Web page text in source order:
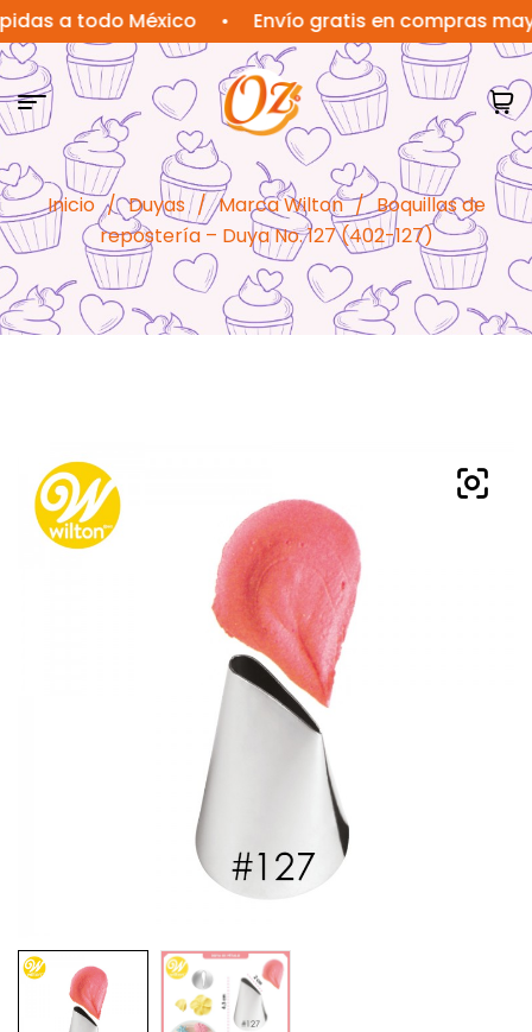
todo México • Envío gratis en compras mayores
Inicio / Duyas / Marca Wilton / Boquillas de
repostería – Duya No. 127 (402-127)